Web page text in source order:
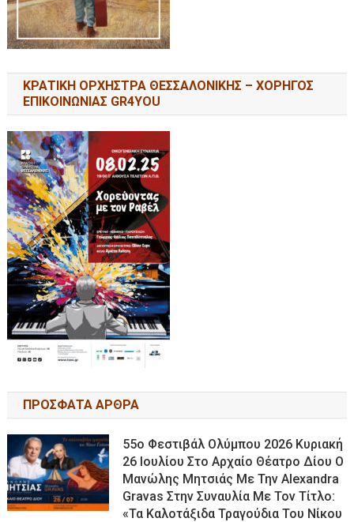
ΚΡΑΤΙΚΗ ΟΡΧΗΣΤΡΑ ΘΕΣΣΑΛΟΝΙΚΗΣ – ΧΟΡΗΓΟΣ
ΕΠΙΚΟΙΝΩΝΙΑΣ GR4YOU
ΠΡΟΣΦΑΤΑ ΑΡΘΡΑ
55ο Φεστιβάλ Ολύμπου 2026 Κυριακή
26 Ιουλίου Στο Αρχαίο Θέατρο Δίου Ο
Μανώλης Μητσιάς Με Την Alexandra
Gravas Στην Συναυλία Με Τον Τίτλο:
«τα Καλοτάξιδα Τραγούδια Του Νίκου